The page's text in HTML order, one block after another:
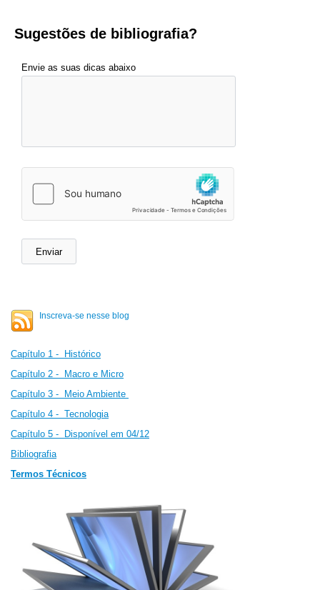
Sugestões de bibliografia?
Envie as suas dicas abaixo
Inscreva-se nesse blog
Capítulo 1 - Histórico
Capítulo 2 -
Macro e Micro
Capítulo 3 - Meio Ambiente
Capítulo 4 - Tecnologia
Capítulo 5 - Disponível em 04/12
Bibliografia
Termos Técnicos